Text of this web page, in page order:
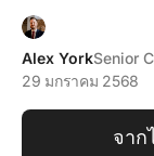
Alex YorkSenior
29 มกราคม 2568
จาก